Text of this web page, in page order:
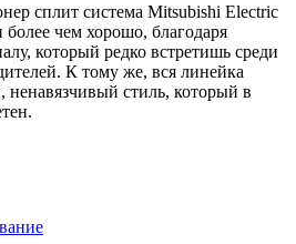
сплит система Mitsubishi Electric
чем хорошо, благодаря
который редко встретишь среди
К тому же, вся линейка
стиль, который в